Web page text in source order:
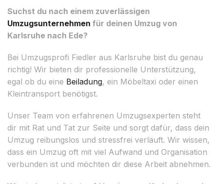
Suchst du nach einem zuverlässigen
Umzugsunternehmen für deinen Umzug von
Karlsruhe nach Ede?
Bei Umzugsprofi Fiedler aus Karlsruhe bist du genau
richtig! Wir bieten dir professionelle Unterstützung,
egal ob du eine Beiladung, ein Möbeltaxi oder einen
Kleintransport benötigst.
Unser Team von erfahrenen Umzugsexperten steht
dir mit Rat und Tat zur Seite und sorgt dafür, dass dein
Umzug reibungslos und stressfrei verläuft. Wir wissen,
dass ein Umzug oft mit viel Aufwand und Organisation
verbunden ist und möchten dir diese Arbeit abnehmen.